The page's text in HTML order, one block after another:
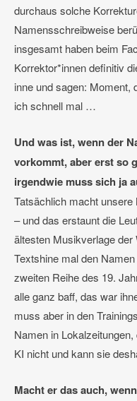
durchaus solche
Namensschreibweise
insgesamt haben beim
Korrektor*innen definitiv
inne und sagen:
ich schnell mal …
Und was ist, wenn der
vorkommt, aber erst so
irgendwie muss sich ja
Tatsächlich macht
– und das erstaunt die
ältesten Musikverlage der
Textshine mal den
zweiten Reihe des 19.
alle ganz baff, das war
muss aber in den
Namen in
KI nicht und kann sie
Macht er das auch,